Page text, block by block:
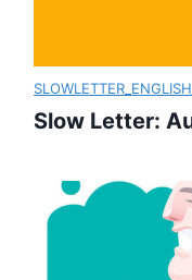
Slow Letter: